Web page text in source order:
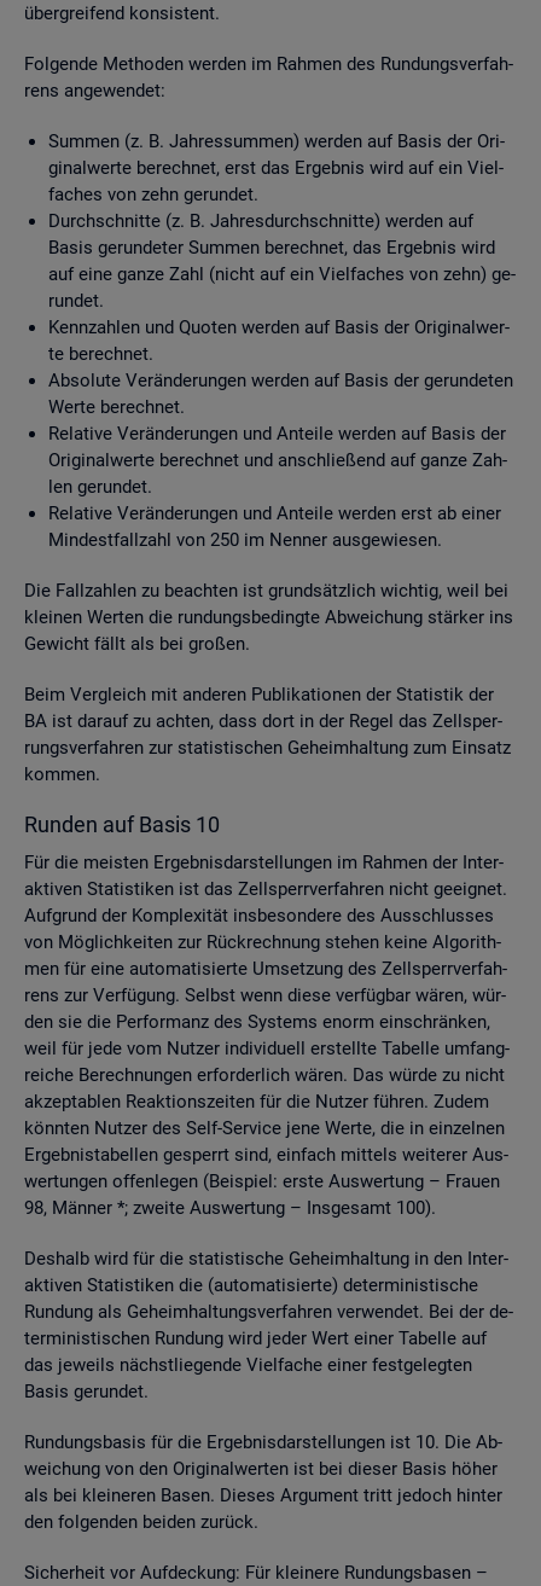
über­grei­fend kon­sis­tent.
Fol­gen­de Me­tho­den wer­den im Rah­men des Run­dungs­ver­fah­
rens an­ge­wen­det:
Sum­men (z. B. Jah­res­sum­men) wer­den auf Basis der Ori­
gi­nal­wer­te be­rech­net, erst das Er­geb­nis wird auf ein Viel­
fa­ches von zehn ge­run­det.
Durch­schnit­te (z. B. Jah­res­durch­schnit­te) wer­den auf
Basis ge­run­de­ter Sum­men be­rech­net, das Er­geb­nis wird
auf eine ganze Zahl (nicht auf ein Viel­fa­ches von zehn) ge­
run­det.
Kenn­zah­len und Quo­ten wer­den auf Basis der Ori­gi­nal­wer­
te be­rech­net.
Ab­so­lu­te Ver­än­de­run­gen wer­den auf Basis der ge­run­de­ten
Werte be­rech­net.
Re­la­ti­ve Ver­än­de­run­gen und An­tei­le wer­den auf Basis der
Ori­gi­nal­wer­te be­rech­net und an­schlie­ßend auf ganze Zah­
len ge­run­det.
Re­la­ti­ve Ver­än­de­run­gen und An­tei­le wer­den erst ab einer
Min­dest­fall­zahl von 250 im Nen­ner aus­ge­wie­sen.
Die Fall­zah­len zu be­ach­ten ist grund­sätz­lich wich­tig, weil bei
klei­nen Wer­ten die run­dungs­be­ding­te Ab­wei­chung stär­ker ins
Ge­wicht fällt als bei gro­ßen.
Beim Ver­gleich mit an­de­ren Pu­bli­ka­tio­nen der Sta­tis­tik der
BA ist dar­auf zu ach­ten, dass dort in der Regel das Zell­sper­
rungs­ver­fah­ren zur sta­tis­ti­schen Ge­heim­hal­tung zum Ein­satz
kom­men.
Run­den auf Basis 10
Für die meis­ten Er­geb­nis­dar­stel­lun­gen im Rah­men der In­ter­
ak­ti­ven Sta­tis­ti­ken ist das Zell­sperr­ver­fah­ren nicht ge­eig­net.
Auf­grund der Kom­ple­xi­tät ins­be­son­de­re des Aus­schlus­ses
von Mög­lich­kei­ten zur Rück­rech­nung ste­hen keine Al­go­rith­
men für eine au­to­ma­ti­sier­te Um­set­zung des Zell­sperr­ver­fah­
rens zur Ver­fü­gung. Selbst wenn diese ver­füg­bar wären, wür­
den sie die Per­for­manz des Sys­tems enorm ein­schrän­ken,
weil für jede vom Nut­zer in­di­vi­du­ell er­stell­te Ta­bel­le um­fang­
rei­che Be­rech­nun­gen er­for­der­lich wären. Das würde zu nicht
ak­zep­ta­blen Re­ak­ti­ons­zei­ten für die Nut­zer füh­ren. Zudem
könn­ten Nut­zer des Self-Ser­vice jene Werte, die in ein­zel­nen
Er­geb­nis­ta­bel­len ge­sperrt sind, ein­fach mit­tels wei­te­rer Aus­
wer­tun­gen of­fen­le­gen (Bei­spiel: erste Aus­wer­tung – Frau­en
98, Män­ner *; zwei­te Aus­wer­tung – Ins­ge­samt 100).
Des­halb wird für die sta­tis­ti­sche Ge­heim­hal­tung in den In­ter­
ak­ti­ven Sta­tis­ti­ken die (au­to­ma­ti­sier­te) de­ter­mi­nis­ti­sche
Run­dung als Ge­heim­hal­tungs­ver­fah­ren ver­wen­det. Bei der de­
ter­mi­nis­ti­schen Run­dung wird jeder Wert einer Ta­bel­le auf
das je­weils nächst­lie­gen­de Viel­fa­che einer fest­ge­leg­ten
Basis ge­run­det.
Run­dungs­ba­sis für die Er­geb­nis­dar­stel­lun­gen ist 10. Die Ab­
wei­chung von den Ori­gi­nal­wer­ten ist bei die­ser Basis höher
als bei klei­ne­ren Basen. Die­ses Ar­gu­ment tritt je­doch hin­ter
den fol­gen­den bei­den zu­rück.
Si­cher­heit vor Auf­de­ckung: Für klei­ne­re Run­dungs­ba­sen –